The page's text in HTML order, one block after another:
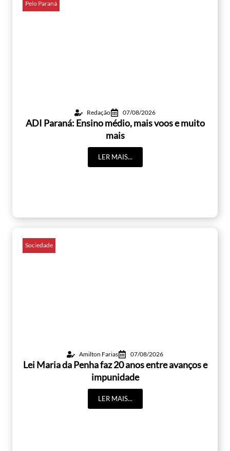
Pelo Paraná
Redação 07/08/2026
ADI Paraná: Ensino médio, mais voos e muito
mais
LER MAIS...
Sociedade
Amilton Farias 07/08/2026
Lei Maria da Penha faz 20 anos entre avanços e
impunidade
LER MAIS...